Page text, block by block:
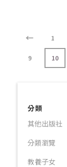
← 1
9 10
分類
其他出版社
分類瀏覽
教養子女